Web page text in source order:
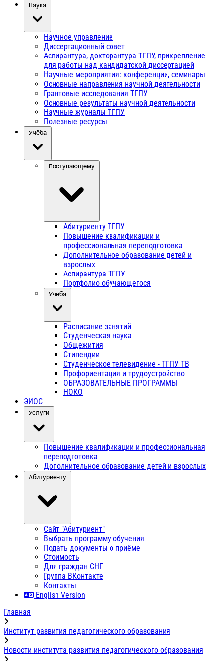
Наука
Научное управление
Диссертационный совет
Аспирантура, докторантура ТГПУ, прикрепление
для работы над кандидатской диссертацией
Научные мероприятия: конференции, семинары
Основные направления научной деятельности
Грантовые исследования ТГПУ
Основные результаты научной деятельности
Научные журналы ТГПУ
Полезные ресурсы
Учёба
Поступающему
Абитуриенту ТГПУ
Повышение квалификации и
профессиональная переподготовка
Дополнительное образование детей и
взрослых
Аспирантура ТГПУ
Портфолио обучающегося
Учёба
Расписание занятий
Студенческая наука
Общежития
Стипендии
Студенческое телевидение - ТГПУ ТВ
Профориентация и трудоустройство
ОБРАЗОВАТЕЛЬНЫЕ ПРОГРАММЫ
НОКО
ЭИОС
Услуги
Повышение квалификации и профессиональная
переподготовка
Дополнительное образование детей и взрослых
Абитуриенту
Сайт "Абитуриент"
Выбрать программу обучения
Подать документы о приёме
Стоимость
Для граждан СНГ
Группа ВКонтакте
Контакты
English Version
Главная
Институт развития педагогического образования
Новости института развития педагогического образования